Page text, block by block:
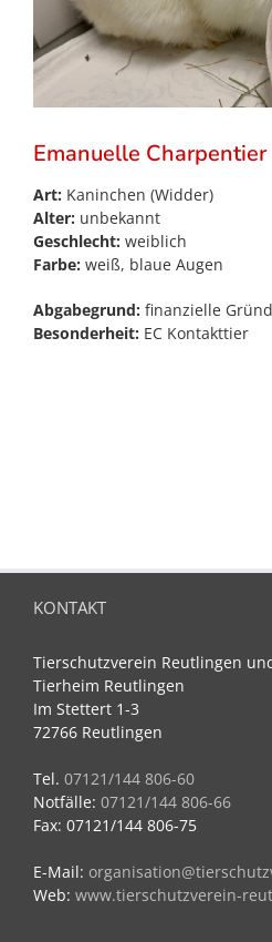
Emanuelle Charpentier
Art: Kaninchen (Widder)
Alter: unbekannt
Geschlecht: weiblich
Farbe: weiß, blaue Augen
Abgabegrund: finanzielle
Besonderheit: EC Kontakttier
KONTAKT
Tierschutzverein Reutlingen
Tierheim Reutlingen
Im Stettert 1-3
72766 Reutlingen
Tel. 07121/144 806-60
Notfälle: 07121/144 806-66
Fax: 07121/144 806-75
E-Mail:
Web: www.tierschutzverein-